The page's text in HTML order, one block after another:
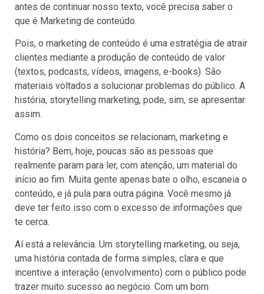
antes de continuar nosso texto, você precisa saber o
que é Marketing de conteúdo.
Pois, o marketing de conteúdo é uma estratégia de atrair
clientes mediante a produção de conteúdo de valor
(textos, podcasts, vídeos, imagens, e-books). São
materiais voltados a solucionar problemas do público. A
história, storytelling marketing, pode, sim, se apresentar
assim.
Como os dois conceitos se relacionam, marketing e
história? Bem, hoje, poucas são as pessoas que
realmente param para ler, com atenção, um material do
início ao fim. Muita gente apenas bate o olho, escaneia o
conteúdo, e já pula para outra página. Você mesmo já
deve ter feito isso com o excesso de informações que
te cerca.
Aí está a relevância. Um storytelling marketing, ou seja,
uma história contada de forma simples, clara e que
incentive a interação (envolvimento) com o público pode
trazer muito sucesso ao negócio. Com um bom